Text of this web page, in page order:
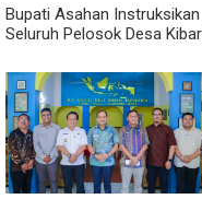
Bupati Asahan Instruksikan
Seluruh Pelosok Desa